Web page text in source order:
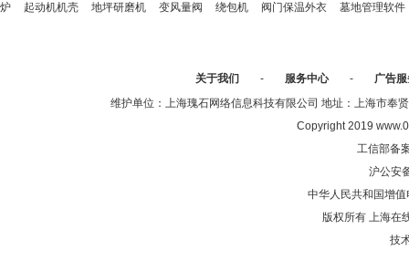
炉
起动机机壳 地坪研磨机 变风量阀 绕包机 阀门保温外衣 墓地管理软件
关于我们 - 服务中心 -
广告
维护单位：上海瑰石网络信息科技有限公司 地址：上海市
Copyright 2019
工信部备
沪公安
中华人民共和国增
版权所有 上海在
技